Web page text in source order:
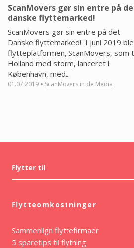
ScanMovers gør sin entre på
danske flyttemarked!
ScanMovers gør sin entre på det
Danske flyttemarked! I juni 2019
flytteplatformen, ScanMovers, som
Holland med storm, lanceret i
København, med...
01.07.2019 · ScanMovers in de Media
Flytter til
Flytteomkostninger
Sammenlign flyttefirmaer
5 sparetips til flytning